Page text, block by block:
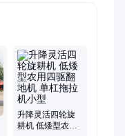
升降灵活四轮旋
耕机 低矮型农用